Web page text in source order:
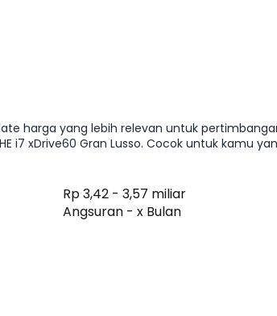
harga yang lebih relevan untuk
i7 xDrive60 Gran Lusso. Cocok untuk kamu
Rp 3,42 - 3,57 miliar
Angsuran - x Bulan